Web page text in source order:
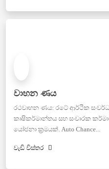
වාහන ණය
රථවාහන ණය: රටේ ආර්ථික
කෘෂිකර්මාන්තය සහ සංචාරක
යෝජනා ක්‍රමයක්. Auto Chance...
වැඩි විස්තර